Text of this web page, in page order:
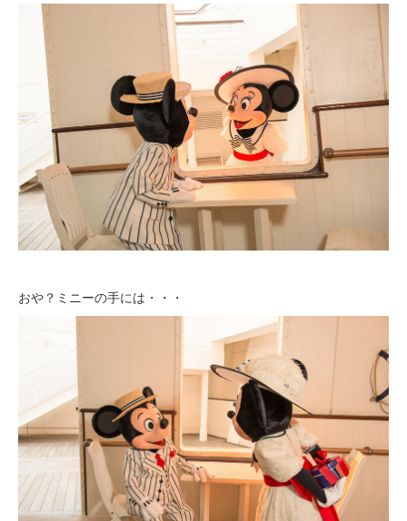
おや？ミニーの手には・・・